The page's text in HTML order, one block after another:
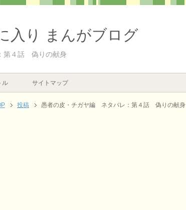
入り まんがブログ
第４話 偽りの献身
ル サイトマップ
投稿 愚者の皮・チガヤ編 ネタバレ：第４話 偽りの献身